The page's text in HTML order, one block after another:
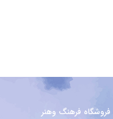
فروشگاه فرهنگ وهنر